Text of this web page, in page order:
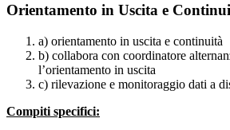
Orientamento in Uscita e
a) orientamento in uscita e continuità
b) collabora con coordinatore
l’orientamento in uscita
c) rilevazione e monitoraggio dati a
Compiti specifici: